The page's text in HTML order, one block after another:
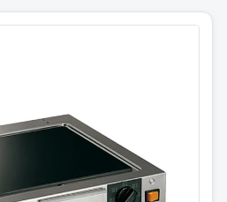
og oksidasjon